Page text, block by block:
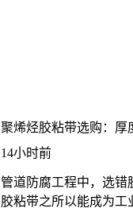
聚烯烃胶粘带选购：厚
14小时前
管道防腐工程中，选错
胶粘带之所以能成为工